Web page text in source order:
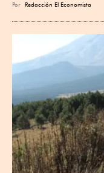
Por Redacción El Economista